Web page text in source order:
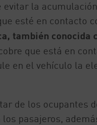
la
esté en contacto
también conocida
que está en
en el vehículo la
de los ocupantes
pasajeros,